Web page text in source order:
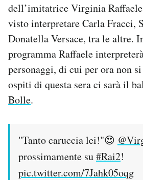
dell’imitatrice Virginia
visto interpretare Carla Fracci,
Donatella Versace, tra le altre.
programma Raffaele
personaggi, di cui per ora non
ospiti di questa sera ci sarà il
Bolle.
"Tanto caruccia lei!"😍
prossimamente su#Rai2!
pic.twitter.com/7Jahk05oqg